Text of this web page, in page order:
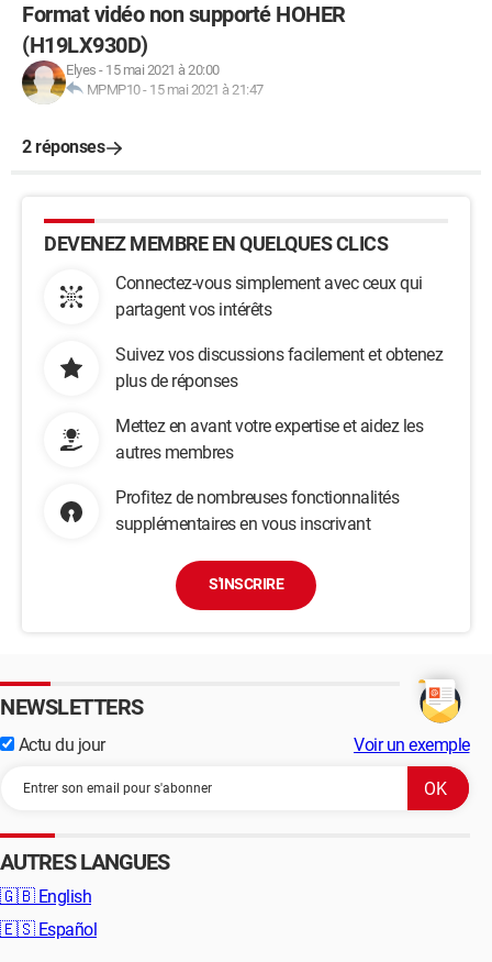
Format vidéo non supporté HOHER
(H19LX930D)
Elyes - 15 mai 2021 à 20:00
MPMP10- 15 mai 2021 à 21:47
2 réponses
DEVENEZ MEMBRE EN QUELQUES CLICS
Connectez-vous simplement avec ceux qui
partagent vos intérêts
Suivez vos discussions facilement et obtenez
plus de réponses
Mettez en avant votre expertise et aidez les
autres membres
Profitez de nombreuses fonctionnalités
supplémentaires en vous inscrivant
S'INSCRIRE
NEWSLETTERS
Actu du jour Voir un exemple
AUTRES LANGUES
🇬🇧 English
🇪🇸 Español